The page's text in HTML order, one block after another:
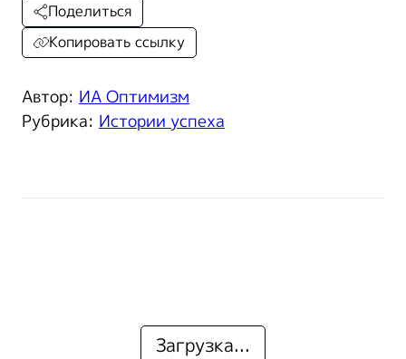
Автор: ИА Оптимизм
Рубрика: Истории успеха
Поделиться
Копировать ссылку
Загрузка...